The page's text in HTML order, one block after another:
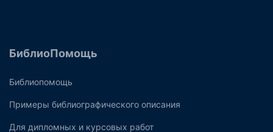
БиблиоПомощь
Библиопомощь
Примеры библиографического описания
Для дипломных и курсовых работ